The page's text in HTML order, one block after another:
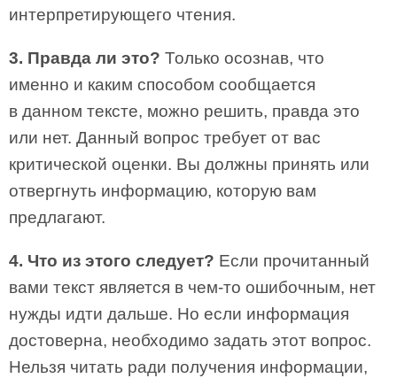
интерпретирующего чтения.
3. Правда ли это? Только осознав, что
именно и каким способом сообщается
в данном тексте, можно решить, правда это
или нет. Данный вопрос требует от вас
критической оценки. Вы должны принять или
отвергнуть информацию, которую вам
предлагают.
4. Что из этого следует? Если прочитанный
вами текст является в чем-то ошибочным, нет
нужды идти дальше. Но если информация
достоверна, необходимо задать этот вопрос.
Нельзя читать ради получения информации,